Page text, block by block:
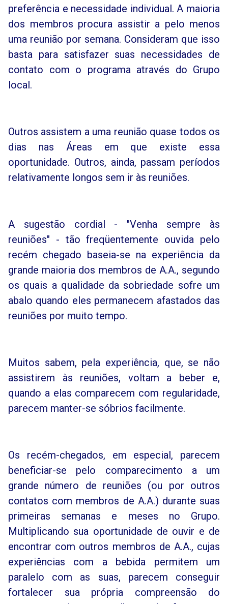
preferência e necessidade individual. A maioria
dos membros procura assistir a pelo menos
uma reunião por semana. Consideram que isso
basta para satisfazer suas necessidades de
contato com o programa através do Grupo
local.
Outros assistem a uma reunião quase todos os
dias nas Áreas em que existe essa
oportunidade. Outros, ainda, passam períodos
relativamente longos sem ir às reuniões.
A sugestão cordial - "Venha sempre às
reuniões" - tão freqüentemente ouvida pelo
recém chegado baseia-se na experiência da
grande maioria dos membros de A.A., segundo
os quais a qualidade da sobriedade sofre um
abalo quando eles permanecem afastados das
reuniões por muito tempo.
Muitos sabem, pela experiência, que, se não
assistirem às reuniões, voltam a beber e,
quando a elas comparecem com regularidade,
parecem manter-se sóbrios facilmente.
Os recém-chegados, em especial, parecem
beneficiar-se pelo comparecimento a um
grande número de reuniões (ou por outros
contatos com membros de A.A.) durante suas
primeiras semanas e meses no Grupo.
Multiplicando sua oportunidade de ouvir e de
encontrar com outros membros de A.A., cujas
experiências com a bebida permitem um
paralelo com as suas, parecem conseguir
fortalecer sua própria compreensão do